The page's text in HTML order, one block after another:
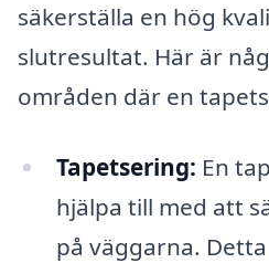
säkerställa en hög
slutresultat. Här är
områden där en
Tapetsering: En
hjälpa till med att
på väggarna.